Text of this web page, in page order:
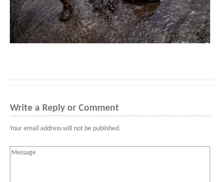
Write a Reply or Comment
Your email address will not be published.